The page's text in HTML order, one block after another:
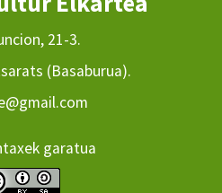
21-3.
(Basaburua).
garatua